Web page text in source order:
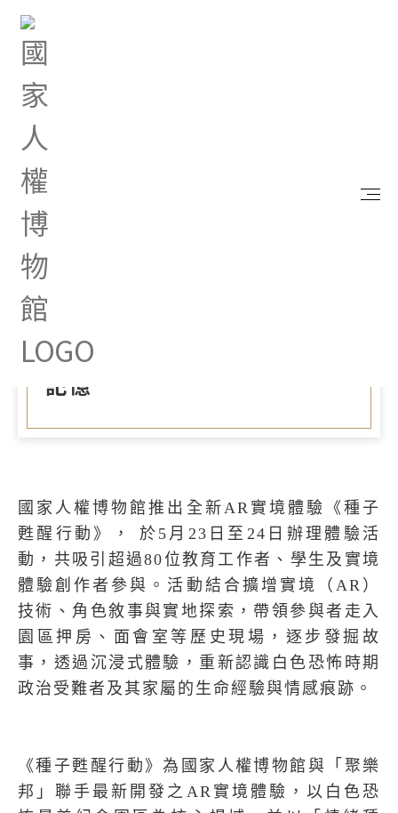
首頁
人權教育體驗 重新看見白色恐怖記憶
May 25, 2026 |
驗搶先登場 打造沉浸式人權
教育體驗 重新看見白色恐怖
記憶
國家人權博物館推出全新AR實境體驗《種子
甦醒行動》， 於5月23日至24日辦理體驗活
動，共吸引超過80位教育工作者、學生及實境
體驗創作者參與。活動結合擴增實境（AR）
技術、角色敘事與實地探索，帶領參與者走入
園區押房、面會室等歷史現場，逐步發掘故
事，透過沉浸式體驗，重新認識白色恐怖時期
政治受難者及其家屬的生命經驗與情感痕跡。
《種子甦醒行動》為國家人權博物館與「聚樂
邦」聯手最新開發之AR實境體驗，以白色恐